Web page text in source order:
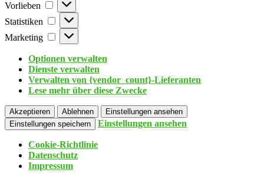
Vorlieben
Statistiken
Marketing
Optionen verwalten
Dienste verwalten
Verwalten von {vendor_count}-Lieferanten
Lese mehr über diese Zwecke
Akzeptieren Ablehnen
Einstellungen ansehen
Einstellungen speichern
Einstellungen ansehen
Cookie-Richtlinie
Datenschutz
Impressum